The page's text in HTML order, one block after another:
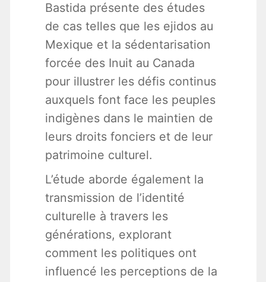
Bastida présente des études
de cas telles que les ejidos au
Mexique et la sédentarisation
forcée des Inuit au Canada
pour illustrer les défis continus
auxquels font face les peuples
indigènes dans le maintien de
leurs droits fonciers et de leur
patrimoine culturel.
L’étude aborde également la
transmission de l’identité
culturelle à travers les
générations, explorant
comment les politiques ont
influencé les perceptions de la